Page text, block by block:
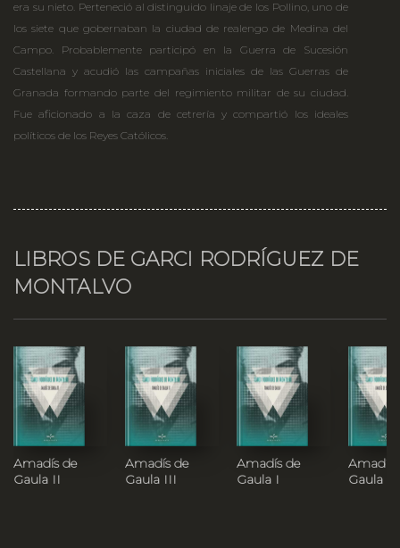
era su nieto. Perteneció al distinguido linaje de los Pollino, uno de
los siete que gobernaban la ciudad de realengo de Medina del
Campo. Probablemente participó en la Guerra de Sucesión
Castellana y acudió las campañas iniciales de las Guerras de
Granada formando parte del regimiento militar de su ciudad.
Fue aficionado a la caza de cetrería y compartió los ideales
políticos de los Reyes Católicos.
LIBROS DE GARCI RODRÍGUEZ DE
MONTALVO
Amadís de
Gaula II
Amadís de
Gaula III
Amadís de
Gaula I
Amadís
Gaula IV